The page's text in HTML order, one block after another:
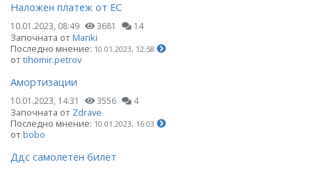
Наложен платеж от ЕС
10.01.2023, 08:49 3681 14
Започната отMariki
Последно мнение: 10.01.2023, 12:58
отtihomir.petrov
Амортизации
10.01.2023, 14:31 3556 4
Започната от Zdrave
Последно мнение: 10.01.2023, 16:03
отbobo
Ддс самолетен билет